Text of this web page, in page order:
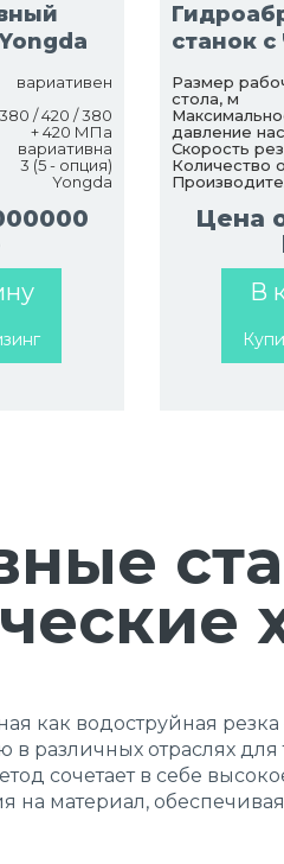
вариативен
380 / 420 / 380
+ 420 МПа
вариативна
3 (5 - опция)
Yongda
станок
Размер
стола, м
давление
Скорость
Количество
Цена
В
как водоструйная
различных отраслях
сочетает в себе
на материал,